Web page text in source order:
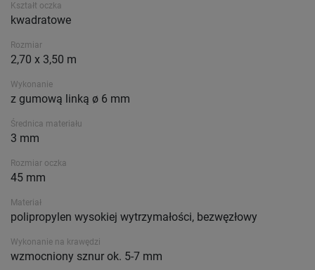
Kształt oczka
kwadratowe
Rozmiar
2,70 x 3,50 m
Wykonanie
z gumową linką ø 6 mm
Średnica materiału
3 mm
Rozmiar oczka
45 mm
Materiał
polipropylen wysokiej wytrzymałości, bezwęzłowy
Wykonanie na krawędzi
wzmocniony sznur ok. 5-7 mm